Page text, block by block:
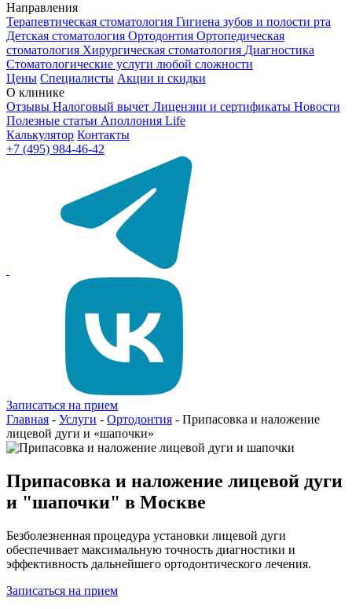
Направления
Терапевтическая стоматология Гигиена зубов и полости рта
Детская стоматология Ортодонтия Ортопедическая
стоматология Хирургическая стоматология Диагностика
Стоматологические услуги любой сложности
Цены Специалисты Акции и скидки
О клинике
Отзывы Налоговый вычет Лицензии и сертификаты Новости
Полезные статьи Аполлония Life
Калькулятор Контакты
+7 (495) 984-46-42
Записаться на прием
Главная - Услуги - Ортодонтия - Припасовка и наложение
лицевой дуги и «шапочки»
Припасовка и наложение лицевой дуги
и "шапочки" в Москве
Безболезненная процедура установки лицевой дуги
обеспечивает максимальную точность диагностики и
эффективность дальнейшего ортодонтического лечения.
Записаться на прием